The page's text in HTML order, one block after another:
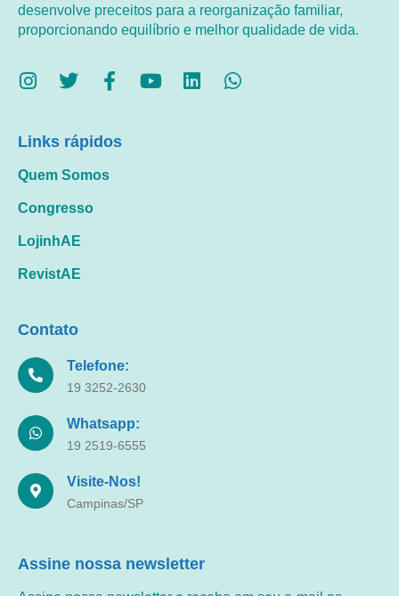
desenvolve preceitos para a reorganização familiar,
proporcionando equilíbrio e melhor qualidade de vida.
Links rápidos
Quem Somos
Congresso
LojinhAE
RevistAE
Contato
Telefone:
19 3252-2630
Whatsapp:
19 2519-6555
Visite-Nos!
Campinas/SP
Assine nossa newsletter